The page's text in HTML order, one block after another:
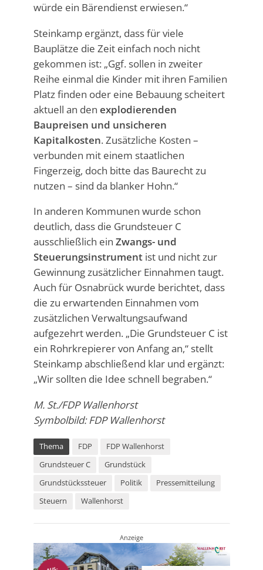
würde ein Bärendienst erwiesen.“
Steinkamp ergänzt, dass für viele
Bauplätze die Zeit einfach noch nicht
gekommen ist: „Ggf. sollen in zweiter
Reihe einmal die Kinder mit ihren Familien
Platz finden oder eine Bebauung scheitert
aktuell an den explodierenden
Baupreisen und unsicheren
Kapitalkosten. Zusätzliche Kosten –
verbunden mit einem staatlichen
Fingerzeig, doch bitte das Baurecht zu
nutzen – sind da blanker Hohn.“
In anderen Kommunen wurde schon
deutlich, dass die Grundsteuer C
ausschließlich ein Zwangs- und
Steuerungsinstrument ist und nicht zur
Gewinnung zusätzlicher Einnahmen taugt.
Auch für Osnabrück wurde berichtet, dass
die zu erwartenden Einnahmen vom
zusätzlichen Verwaltungsaufwand
aufgezehrt werden. „Die Grundsteuer C ist
ein Rohrkrepierer von Anfang an,“ stellt
Steinkamp abschließend klar und ergänzt:
„Wir sollten die Idee schnell begraben.“
M. St./FDP Wallenhorst
Symbolbild: FDP Wallenhorst
Thema FDP
FDP Wallenhorst
Grundsteuer C
Grundstück
Grundstückssteuer
Politik
Pressemitteilung
Steuern
Wallenhorst
Anzeige